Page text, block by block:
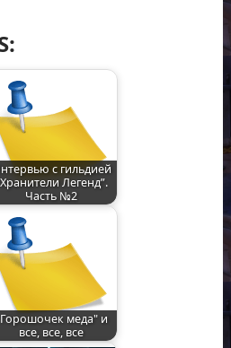
с гильдией
Легенд”.
Часть №2
меда" и
все, все, все